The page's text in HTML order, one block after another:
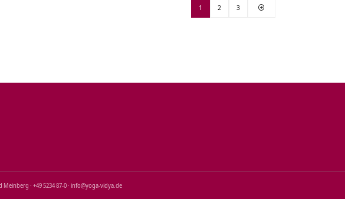
1 2 3
· +49 5234 87‑0 · info@yoga‑vidya.de